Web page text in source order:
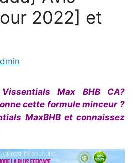
2022] et
Max BHB CA?
cette formule minceur ?
MaxBHB et connaissez